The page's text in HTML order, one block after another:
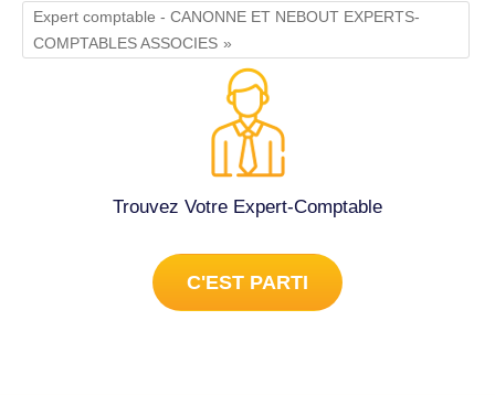
Expert comptable - CANONNE ET NEBOUT EXPERTS-
COMPTABLES ASSOCIES
Trouvez Votre Expert-Comptable
C'EST PARTI